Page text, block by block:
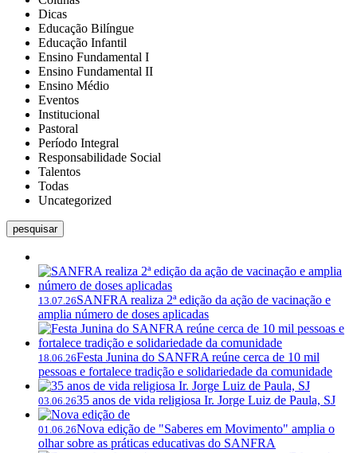
Dicas
Educação Bilíngue
Educação Infantil
Ensino Fundamental I
Ensino Fundamental II
Ensino Médio
Eventos
Institucional
Pastoral
Período Integral
Responsabilidade Social
Talentos
Todas
Uncategorized
pesquisar
13.07.26SANFRA realiza 2ª edição da ação de vacinação e
amplia número de doses aplicadas
18.06.26Festa Junina do SANFRA reúne cerca de 10 mil
pessoas e fortalece tradição e solidariedade da comunidade
03.06.2635 anos de vida religiosa Ir. Jorge Luiz de Paula, SJ
01.06.26Nova edição de "Saberes em Movimento" amplia o
olhar sobre as práticas educativas do SANFRA